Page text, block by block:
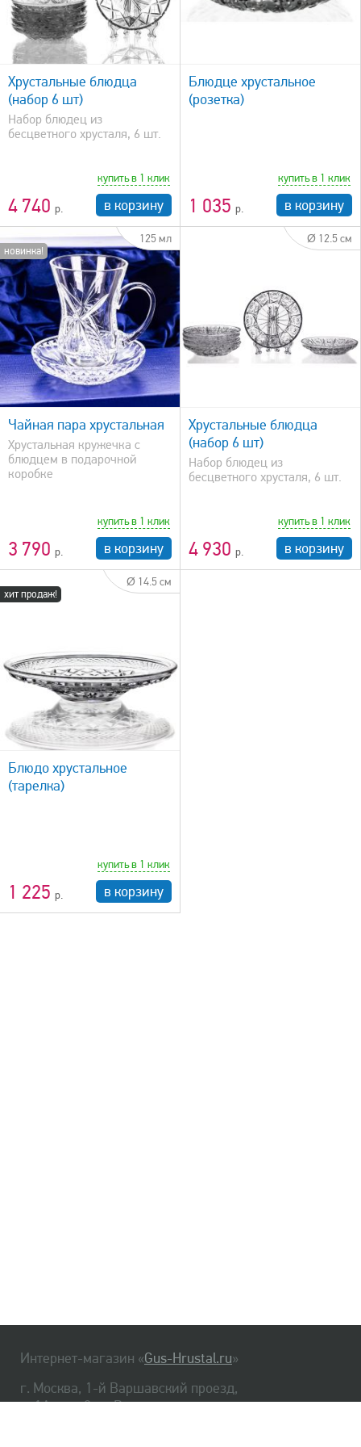
Хрустальные блюдца
(набор 6 шт)
Набор блюдец из
бесцветного хрусталя, 6 шт.
4 740
купить в 1 клик
в корзину
быстрый просмотр
Блюдце хрустальное
(розетка)
1 035
купить в 1 клик
в корзину
новинка!
125 мл
Чайная пара хрустальная
Хрустальная кружечка с
блюдцем в подарочной
коробке
3 790
купить в 1 клик
в корзину
Ø 12.5 см
быстрый просмотр
Хрустальные блюдца
(набор 6 шт)
Набор блюдец из
бесцветного хрусталя, 6 шт.
4 930
купить в 1 клик
в корзину
хит продаж!
Ø 14.5 см
Блюдо хрустальное
(тарелка)
1 225
купить в 1 клик
в корзину
Интернет-магазин «Gus-Hrustal.ru»
г. Москва, 1-й Варшавский проезд,
д. 1А, стр. 3, м. Варшавская